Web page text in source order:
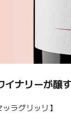
ナリーが醸
ラグリッリ】